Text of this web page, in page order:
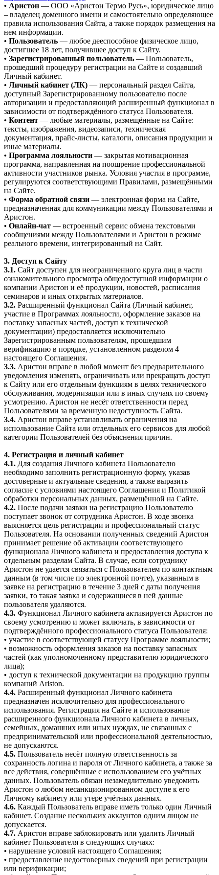
• Аристон — ООО «Аристон Термо Русь», юридическое лицо
– владелец доменного имени и самостоятельно определяющее
правила использования Сайта, а также порядок размещения на
нем информации.
• Пользователь — любое дееспособное физическое лицо,
достигшее 18 лет, получившее доступ к Сайту.
• Зарегистрированный пользователь — Пользователь,
прошедший процедуру регистрации на Сайте и создавший
Личный кабинет.
• Личный кабинет (ЛК) — персональный раздел Сайта,
доступный Зарегистрированному пользователю после
авторизации и предоставляющий расширенный функционал в
зависимости от подтверждённого статуса Пользователя.
• Контент — любые материалы, размещённые на Сайте:
тексты, изображения, видеозаписи, техническая
документация, прайс-листы, каталоги, описания продукции и
иные материалы.
• Программа лояльности — закрытая мотивационная
программа, направленная на поощрение профессиональной
активности участников рынка. Условия участия в программе,
регулируются соответствующими Правилами, размещёнными
на Сайте.
• Форма обратной связи — электронная форма на Сайте,
предназначенная для коммуникации между Пользователями и
Аристон.
• Онлайн-чат — встроенный сервис обмена текстовыми
сообщениями между Пользователями и Аристон в режиме
реального времени, интегрированный на Сайт.
3. Доступ к Сайту
3.1. Сайт доступен для неограниченного круга лиц в части
ознакомительного просмотра общедоступной информации о
компании Аристон и её продукции, новостей, расписания
семинаров и иных открытых материалов.
3.2. Расширенный функционал Сайта (Личный кабинет,
участие в Программах лояльности, оформление заказов на
поставку запасных частей, доступ к технической
документации) предоставляется исключительно
Зарегистрированным пользователям, прошедшим
верификацию в порядке, установленном разделом 4
настоящего Соглашения.
3.3. Аристон вправе в любой момент без предварительного
уведомления изменять, ограничивать или прекращать доступ
к Сайту или его отдельным функциям в целях технического
обслуживания, модернизации или в иных случаях по своему
усмотрению. Аристон не несёт ответственности перед
Пользователями за временную недоступность Сайта.
3.4. Аристон вправе устанавливать ограничения на
использование Сайта или отдельных его сервисов для любой
категории Пользователей без объяснения причин.
4. Регистрация и личный кабинет
4.1. Для создания Личного кабинета Пользователю
необходимо заполнить регистрационную форму, указав
достоверные и актуальные сведения, а также выразить
согласие с условиями настоящего Соглашения и Политикой
обработки персональных данных, размещённой на Сайте.
4.2. После подачи заявки на регистрацию Пользователю
поступает звонок от сотрудника Аристон. В ходе звонка
выясняется цель регистрации и профессиональный статус
Пользователя. На основании полученных сведений Аристон
принимает решение об активации соответствующего
функционала Личного кабинета и предоставления доступа к
отдельным разделам Сайта. В случае, если сотруднику
Аристон не удается связаться с Пользователем по контактным
данным (в том числе по электронной почте), указанным в
заявке на регистрацию в течение 3 дней с даты получения
заявки, то такая заявка и содержащиеся в ней данные
пользователя удаляются.
4.3. Функционал Личного кабинета активируется Аристон по
своему усмотрению и может включать, в зависимости от
подтверждённого профессионального статуса Пользователя:
• участие в соответствующей статусу Программе лояльности;
• возможность оформления заказов на поставку запасных
частей (как уполномоченному представителю юридического
лица);
• доступ к технической документации на продукцию группы
компаний Ariston.
4.4. Расширенный функционал Личного кабинета
предназначен исключительно для профессионального
использования. Регистрация на Сайте и использование
расширенного функционала Личного кабинета в личных,
семейных, домашних или иных нуждах, не связанных с
предпринимательской или профессиональной деятельностью,
не допускаются.
4.5. Пользователь несёт полную ответственность за
сохранность логина и пароля от Личного кабинета, а также за
все действия, совершённые с использованием его учётных
данных. Пользователь обязан незамедлительно уведомить
Аристон о любом несанкционированном доступе к его
Личному кабинету или утере учётных данных.
4.6. Каждый Пользователь вправе иметь только один Личный
кабинет. Создание нескольких аккаунтов одним лицом не
допускается.
4.7. Аристон вправе заблокировать или удалить Личный
кабинет Пользователя в следующих случаях:
• нарушение условий настоящего Соглашения;
• предоставление недостоверных сведений при регистрации
или верификации;